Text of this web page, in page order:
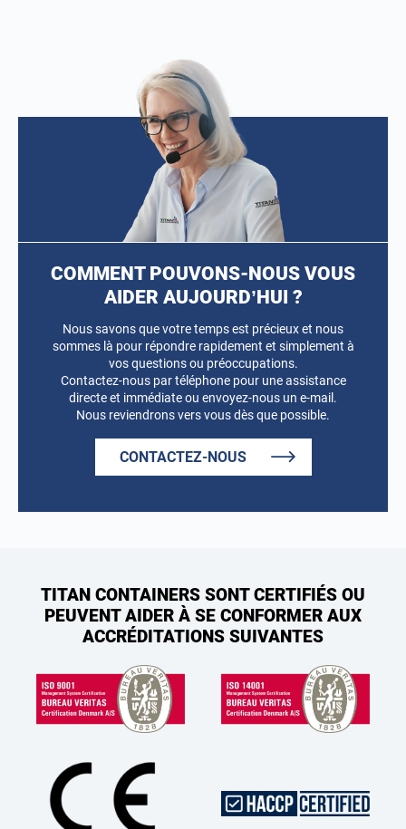
COMMENT POUVONS-NOUS VOUS
AIDER AUJOURD’HUI ?
Nous savons que votre temps est précieux et nous
sommes là pour répondre rapidement et simplement à
vos questions ou préoccupations.
Contactez-nous par téléphone pour une assistance
directe et immédiate ou envoyez-nous un e-mail.
Nous reviendrons vers vous dès que possible.
CONTACTEZ-NOUS
TITAN CONTAINERS SONT CERTIFIÉS OU
PEUVENT AIDER À SE CONFORMER AUX
ACCRÉDITATIONS SUIVANTES